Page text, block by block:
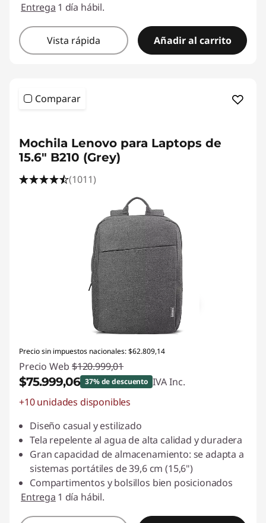
Entrega 1 día hábil.
Vista rápida Añadir al carrito
Comparar
Mochila Lenovo para Laptops de
15.6" B210 (Grey)
(1011)
Precio sin impuestos nacionales: $62.809,14
Precio Web $120.999,01
$75.999,06 37% de descuento IVA Inc.
Descuento prod (inc IVA) :
+10 unidades disponibles
Diseño casual y estilizado
Tela repelente al agua de alta calidad y duradera
Gran capacidad de almacenamiento: se adapta a
sistemas portátiles de 39,6 cm (15,6")
Compartimentos y bolsillos bien posicionados
Entrega 1 día hábil.